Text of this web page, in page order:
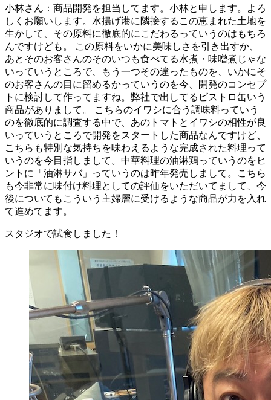
小林さん：商品開発を担当してます。小林と申します。よろ
しくお願いします。水揚げ港に隣接するこの恵まれた土地を
生かして、その原料に徹底的にこだわるっていうのはもちろ
んですけども。 この原料をいかに美味しさを引き出すか、
あとそのお客さんのそのいつも食べてる水煮・味噌煮じゃな
いっていうところで、もう一つその違ったものを、いかにそ
のお客さんの目に留めるかっていうのを今、開発のコンセプ
トに検討して作ってますね。弊社で出してるビストロ缶いう
商品がありまして。 こちらのイワシに合う調味料っていう
のを徹底的に調査する中で、あのトマトとイワシの相性が良
いっていうところで開発をスタートした商品なんですけど、
こちらも特別な気持ちを味わえるような完成された料理って
いうのを今目指しまして。中華料理の油淋鶏っていうのをヒ
ントに「油淋サバ」っていうのは昨年発売しまして。こちら
も今非常に味付け料理としての評価をいただいてまして、今
後についてもこういう主婦層に受けるような商品が力を入れ
て進めてます。
スタジオで試食しました！